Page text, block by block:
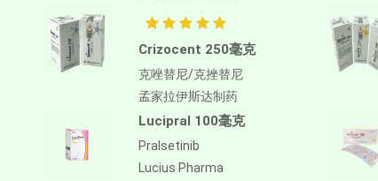
Antithymocyte Globulin-
equine
阿帕鲁胺/阿帕他胺
阿普斯特
Crizocent 250毫克
克唑替尼/克挫替尼
孟家拉伊斯达制药
Lucipral 100毫克
Pralsetinib
Lucius Pharma